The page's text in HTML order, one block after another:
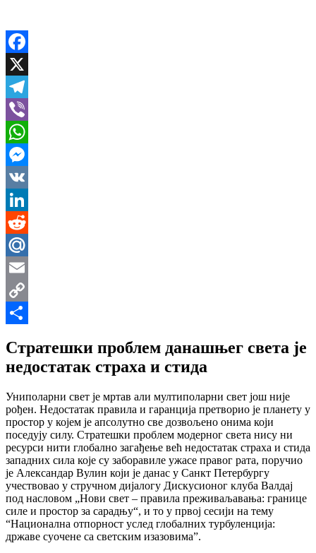
Facebook
X
Telegram
Viber
WhatsApp
Messenger
VK
LinkedIn
Reddit
Mail.Ru
Email
Copy
Стратешки проблем данашњег света је
недостатак страха и стида
Униполарни свет је мртав али мултиполарни свет још није
рођен. Недостатак правила и гаранција претворио је планету у
простор у којем је апсолутно све дозвољено онима који
поседују силу. Стратешки проблем модерног света нису ни
ресурси нити глобално загађење већ недостатак страха и стида
западних сила које су заборавиле ужасе правог рата, поручио
је Александар Вулин који је данас у Санкт Петербургу
учествовао у стручном дијалогу Дискусионог клуба Валдај
под насловом „Нови свет – правила преживаљавања: границе
силе и простор за сарадњу“, и то у првој сесији на тему
“Национална отпорност услед глобалних турбуленција:
државе суочене са светским изазовима”.